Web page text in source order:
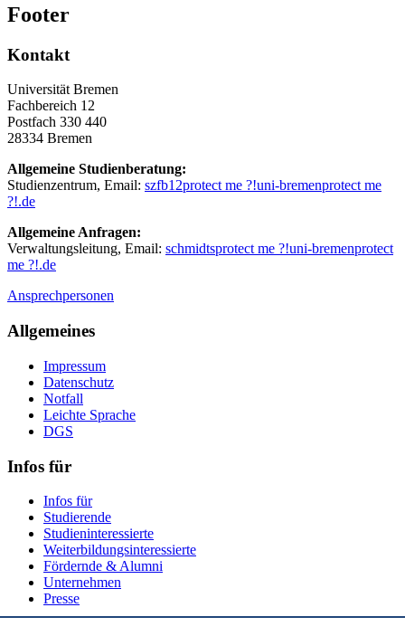
Footer
Kontakt
Universität Bremen
Fachbereich 12
Postfach 330 440
28334 Bremen
Allgemeine Studienberatung:
Studienzentrum, Email: szfb12protect me ?!uni-bremenprotect me
?!.de
Allgemeine Anfragen:
Verwaltungsleitung, Email: schmidtsprotect me ?!uni-bremenprotect
me ?!.de
Ansprechpersonen
Allgemeines
Impressum
Datenschutz
Notfall
Leichte Sprache
DGS
Infos für
Infos für
Studierende
Studieninteressierte
Weiterbildungsinteressierte
Fördernde & Alumni
Unternehmen
Presse